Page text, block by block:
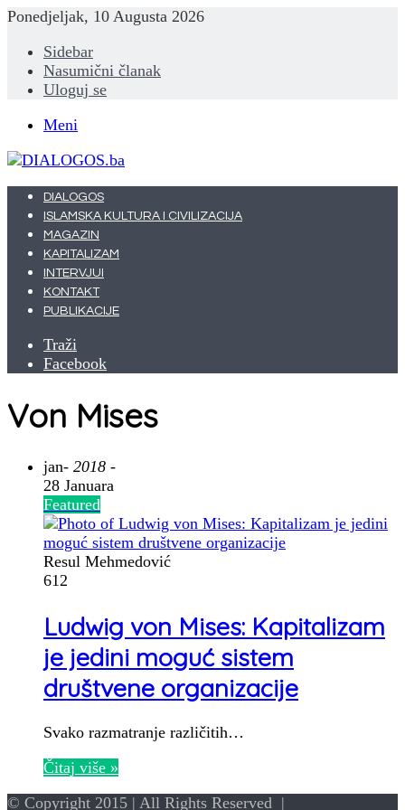
Ponedjeljak, 10 Augusta 2026
Sidebar
Nasumični članak
Uloguj se
Meni
DIALOGOS
ISLAMSKA KULTURA I CIVILIZACIJA
MAGAZIN
KAPITALIZAM
INTERVJUI
KONTAKT
PUBLIKACIJE
Traži
Facebook
Von Mises
jan- 2018 -
28 Januara
Featured
Resul Mehmedović
612
Ludwig von Mises: Kapitalizam
je jedini moguć sistem
društvene organizacije
Svako razmatranje različitih…
Čitaj više »
© Copyright 2015 | All Rights Reserved |